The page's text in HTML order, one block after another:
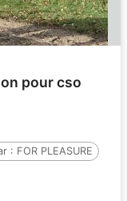
pour cso
: FOR PLEASURE